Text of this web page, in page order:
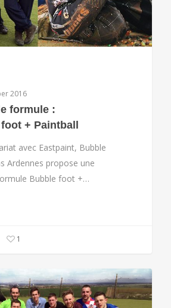
2016
formule :
+ Paintball
avec Eastpaint, Bubble
Ardennes propose une
Bubble foot +…
1